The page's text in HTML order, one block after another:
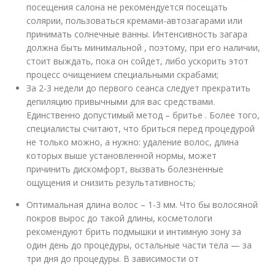
посещения салона не рекомендуется посещать
солярии, пользоваться кремами-автозагарами или
принимать солнечные ванны. Интенсивность загара
должна быть минимальной , поэтому, при его наличии,
стоит выждать, пока он сойдет, либо ускорить этот
процесс очищением специальными скрабами;
За 2-3 недели до первого сеанса следует прекратить
депиляцию привычными для вас средствами.
Единственно допустимый метод – бритье . Более того,
специалисты считают, что бриться перед процедурой
не только можно, а нужно: удаление волос, длина
которых выше установленной нормы, может
причинить дискомфорт, вызвать болезненные
ощущения и снизить результативность;
Оптимальная длина волос – 1-3 мм. Что бы волосяной
покров вырос до такой длины, косметологи
рекомендуют брить подмышки и интимную зону за
один день до процедуры, остальные части тела — за
три дня до процедуры. В зависимости от